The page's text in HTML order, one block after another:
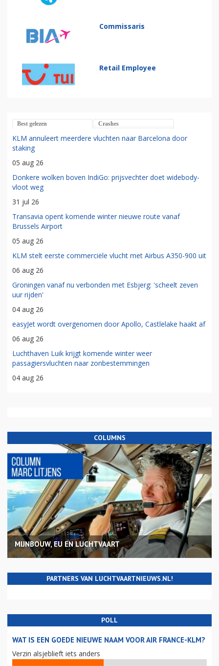
Commissaris
Retail Employee
Best gelezen Crashes
KLM annuleert meerdere vluchten naar Barcelona door
staking
05 aug 26
Donkere wolken boven IndiGo: prijsvechter doet widebody-
vloot weg
31 jul 26
Transavia opent komende winter nieuwe route vanaf
Brussels Airport
05 aug 26
KLM stelt eerste commerciële vlucht met Airbus A350-900 uit
06 aug 26
Groningen vanaf nu verbonden met Esbjerg: 'scheelt zeven
uur rijden'
04 aug 26
easyJet wordt overgenomen door Apollo, Castlelake haakt af
06 aug 26
Luchthaven Luik krijgt komende winter weer
passagiersvluchten naar zonbestemmingen
04 aug 26
COLUMNS
MIJNBOUW, EU EN LUCHTVAART
PARTNERS VAN LUCHTVAARTNIEUWS.NL!
POLL
WAT IS EEN GOEDE NIEUWE NAAM VOOR AIR FRANCE-KLM?
Verzin alsjeblieft iets anders